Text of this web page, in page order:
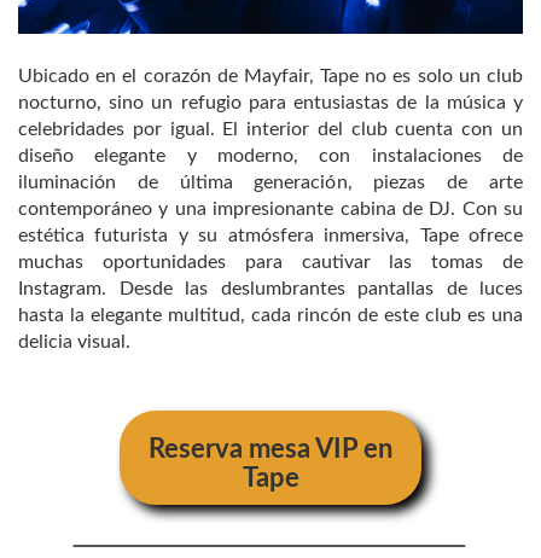
Ubicado en el corazón de Mayfair, Tape no es solo un club
nocturno, sino un refugio para entusiastas de la música y
celebridades por igual. El interior del club cuenta con un
diseño elegante y moderno, con instalaciones de
iluminación de última generación, piezas de arte
contemporáneo y una impresionante cabina de DJ. Con su
estética futurista y su atmósfera inmersiva, Tape ofrece
muchas oportunidades para cautivar las tomas de
Instagram. Desde las deslumbrantes pantallas de luces
hasta la elegante multitud, cada rincón de este club es una
delicia visual.
Reserva mesa VIP en
Tape